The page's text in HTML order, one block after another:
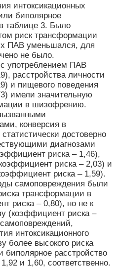
интоксикационных
биполярное
таблице 3. Было
риск трансформации
ПАВ уменьшался, для
не было.
употреблением ПАВ
расстройства личности
и пищевого поведения
имели значительную
в шизофрению.
конверсия в
достоверно
диагнозами
риска – 1,46),
риска – 2,03) и
риска – 1,59).
самоповреждения были
трансформации в
риска – 0,80), но не к
(коэффициент риска –
интоксикационного
более высокого риска
расстройство
и 1,60, соответственно.